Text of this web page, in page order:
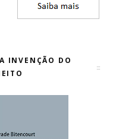
INVENÇÃO DO